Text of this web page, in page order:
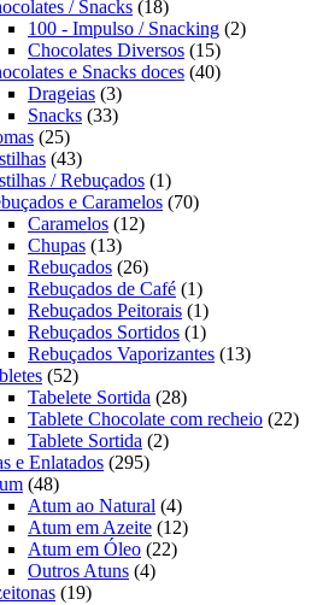
produtos
/ Snacks 1818
produtos
100 - Impulso / Snacking 22
Chocolates Diversos 1515
produtos
e Snacks doces 4040
Drageias 33
produtos
Snacks 3333
2525
produtos
4343
produtos
/ Rebuçados 11
produto
e Caramelos 7070
Caramelos 1212
Chupas 1313
produtos
Rebuçados 2626
produtos
Rebuçados de Café 11
produto
Rebuçados Peitorais 11
produto
Rebuçados Sortidos 11
produto
Rebuçados Vaporizantes 1313
5252
produtos
Tabelete Sortida 2828
produtos
Tablete Chocolate com recheio 2222
Tablete Sortida 22
e Enlatados 295295
4848
produtos
Atum ao Natural 44
produtos
Atum em Azeite 1212
Atum em Óleo 2222
Outros Atuns 44
1919